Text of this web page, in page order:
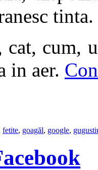
cat, cum,
in aer.
fetite, goagăl, google,